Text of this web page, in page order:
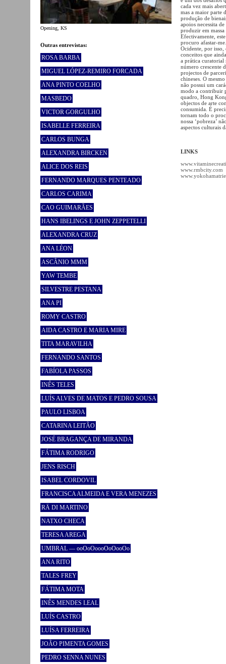
Opening, KS
Outras entrevistas:
ROSA BARBA
MIGUEL LÓPEZ-REMIRO FORCADA
ANA PINTO COELHO
MASBEDO
VICTOR GORGULHO
ISABELLE FERREIRA
CARLOS BUNGA
ALEXANDRA BIRCKEN
ALICE DOS REIS
FERNANDO MARQUES PENTEADO
CARLOS CARIMA
CAO GUIMARÃES
HANS IBELINGS E JOHN ZEPPETELLI
ALEXANDRA CRUZ
ANA LÉON
ASCÂNIO MMM
YAW TEMBE
SILVESTRE PESTANA
ANA PI
ROMY CASTRO
AIDA CASTRO E MARIA MIRE
TITA MARAVILHA
FERNANDO SANTOS
FABÍOLA PASSOS
INÊS TELES
LUÍS ALVES DE MATOS E PEDRO SOUSA
PAULO LISBOA
CATARINA LEITÃO
JOSÉ BRAGANÇA DE MIRANDA
FÁTIMA RODRIGO
JENS RISCH
ISABEL CORDOVIL
FRANCISCA ALMEIDA E VERA MENEZES
RÄ DI MARTINO
NATXO CHECA
TERESA AREGA
UMBRAL — ooOoOoooOoOooOo
ANA RITO
TALES FREY
FÁTIMA MOTA
INÊS MENDES LEAL
LUÍS CASTRO
LUÍSA FERREIRA
JOÃO PIMENTA GOMES
PEDRO SENNA NUNES
cada vez mais
mas a maior parte
produção de
apoios necessita
produzir em
Efectivamente,
procuro afastar-
Ocidente, por isso,
conceitos que
a prática curatorial
número crescente
projectos de
chineses. O
não possui um
modo a contribuir
quadro, Hong
objectos de arte
consumida. É
tornam todo o
nossa ‘pobreza’
aspectos culturais
LINKS
www.rmbcity.com